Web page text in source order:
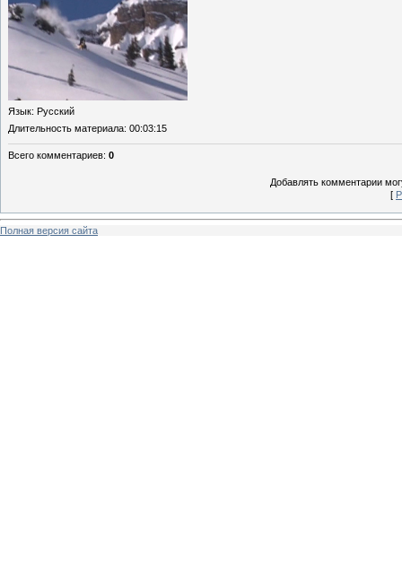
Язык: Русский
Длительность материала: 00:03:15
Всего комментариев: 0
Добавлять комментарии
[
Полная версия сайта